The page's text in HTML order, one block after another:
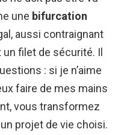
une bifurcation
aussi contraignant
filet de sécurité. Il
: si je n’aime
faire de mes mains
vous transformez
projet de vie choisi.